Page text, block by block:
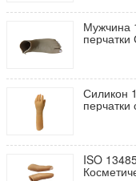
Мужчина
перчатки
Силикон
перчатки
ISO